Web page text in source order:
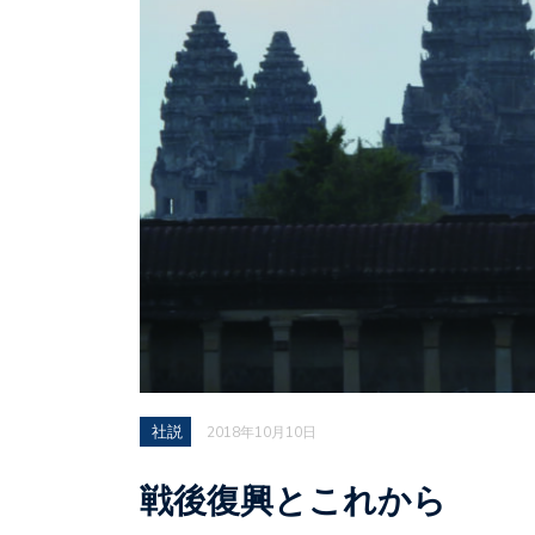
社説 2018年10月10日
戦後復興とこれから